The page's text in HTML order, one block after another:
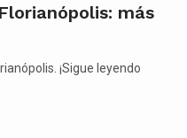
más
¡Sigue leyendo